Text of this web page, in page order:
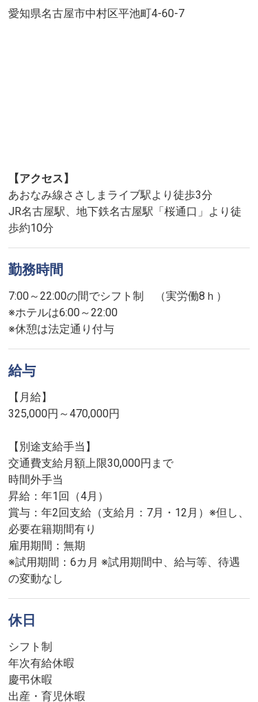
愛知県名古屋市中村区平池町4-60-7
【アクセス】
あおなみ線ささしまライブ駅より徒歩3分
JR名古屋駅、地下鉄名古屋駅「桜通口」より徒
歩約10分
勤務時間
7:00～22:00の間でシフト制 （実労働8ｈ）
※ホテルは6:00～22:00
※休憩は法定通り付与
給与
【月給】
325,000円～470,000円
【別途支給手当】
交通費支給月額上限30,000円まで
時間外手当
昇給：年1回（4月）
賞与：年2回支給（支給月：7月・12月）※但し、
必要在籍期間有り
雇用期間：無期
※試用期間：6カ月 ※試用期間中、給与等、待遇
の変動なし
休日
シフト制
年次有給休暇
慶弔休暇
出産・育児休暇